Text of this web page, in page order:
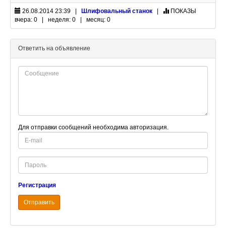
26.08.2014 23:39 | Шлифовальный станок
ПОКАЗЫ
вчера: 0 | неделя: 0 | месяц: 0
Ответить на объявление
Для отправки сообщений необходима авторизация.
E-
mail
Password
Регистрация
Отправить